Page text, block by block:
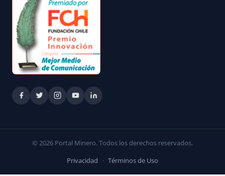
© 2026 Portal Minero. Todos los derechos reservados.
Privacidad · Términos de Uso